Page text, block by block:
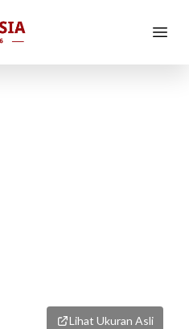
Lihat Ukuran Asli